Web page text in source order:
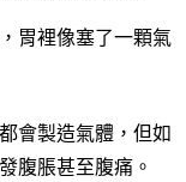
胃裡像塞了一顆氣
會製造氣體，但如
腹脹甚至腹痛。